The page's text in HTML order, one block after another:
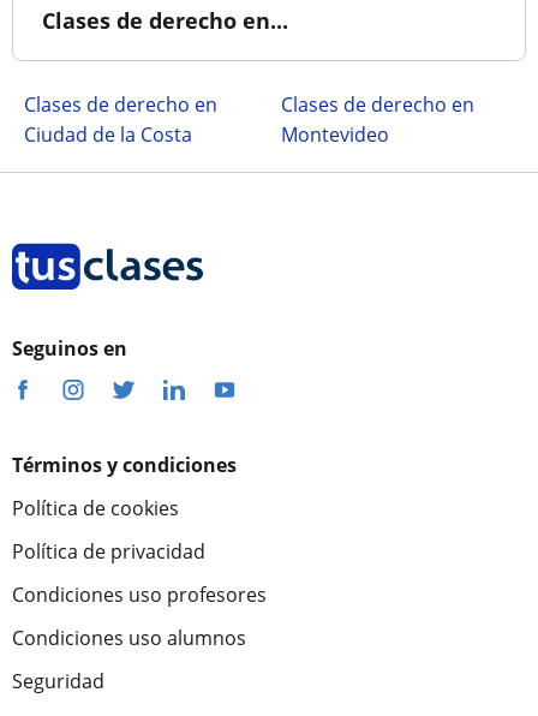
Clases de derecho en...
Clases de derecho en
Ciudad de la Costa
Clases de derecho en
Montevideo
Seguinos en
Términos y condiciones
Política de cookies
Política de privacidad
Condiciones uso profesores
Condiciones uso alumnos
Seguridad